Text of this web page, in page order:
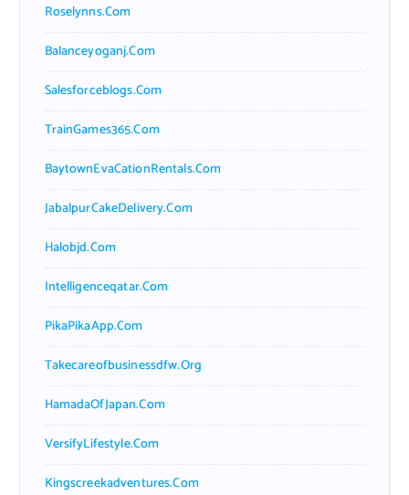
Roselynns.com
Balanceyoganj.com
Salesforceblogs.com
TrainGames365.com
BaytownEvaCationRentals.com
JabalpurCakeDelivery.com
Halobjd.com
Intelligenceqatar.com
PikaPikaApp.com
Takecareofbusinessdfw.org
HamadaOfJapan.com
VersifyLifestyle.com
Kingscreekadventures.com